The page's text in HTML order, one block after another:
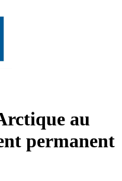
au
permanent